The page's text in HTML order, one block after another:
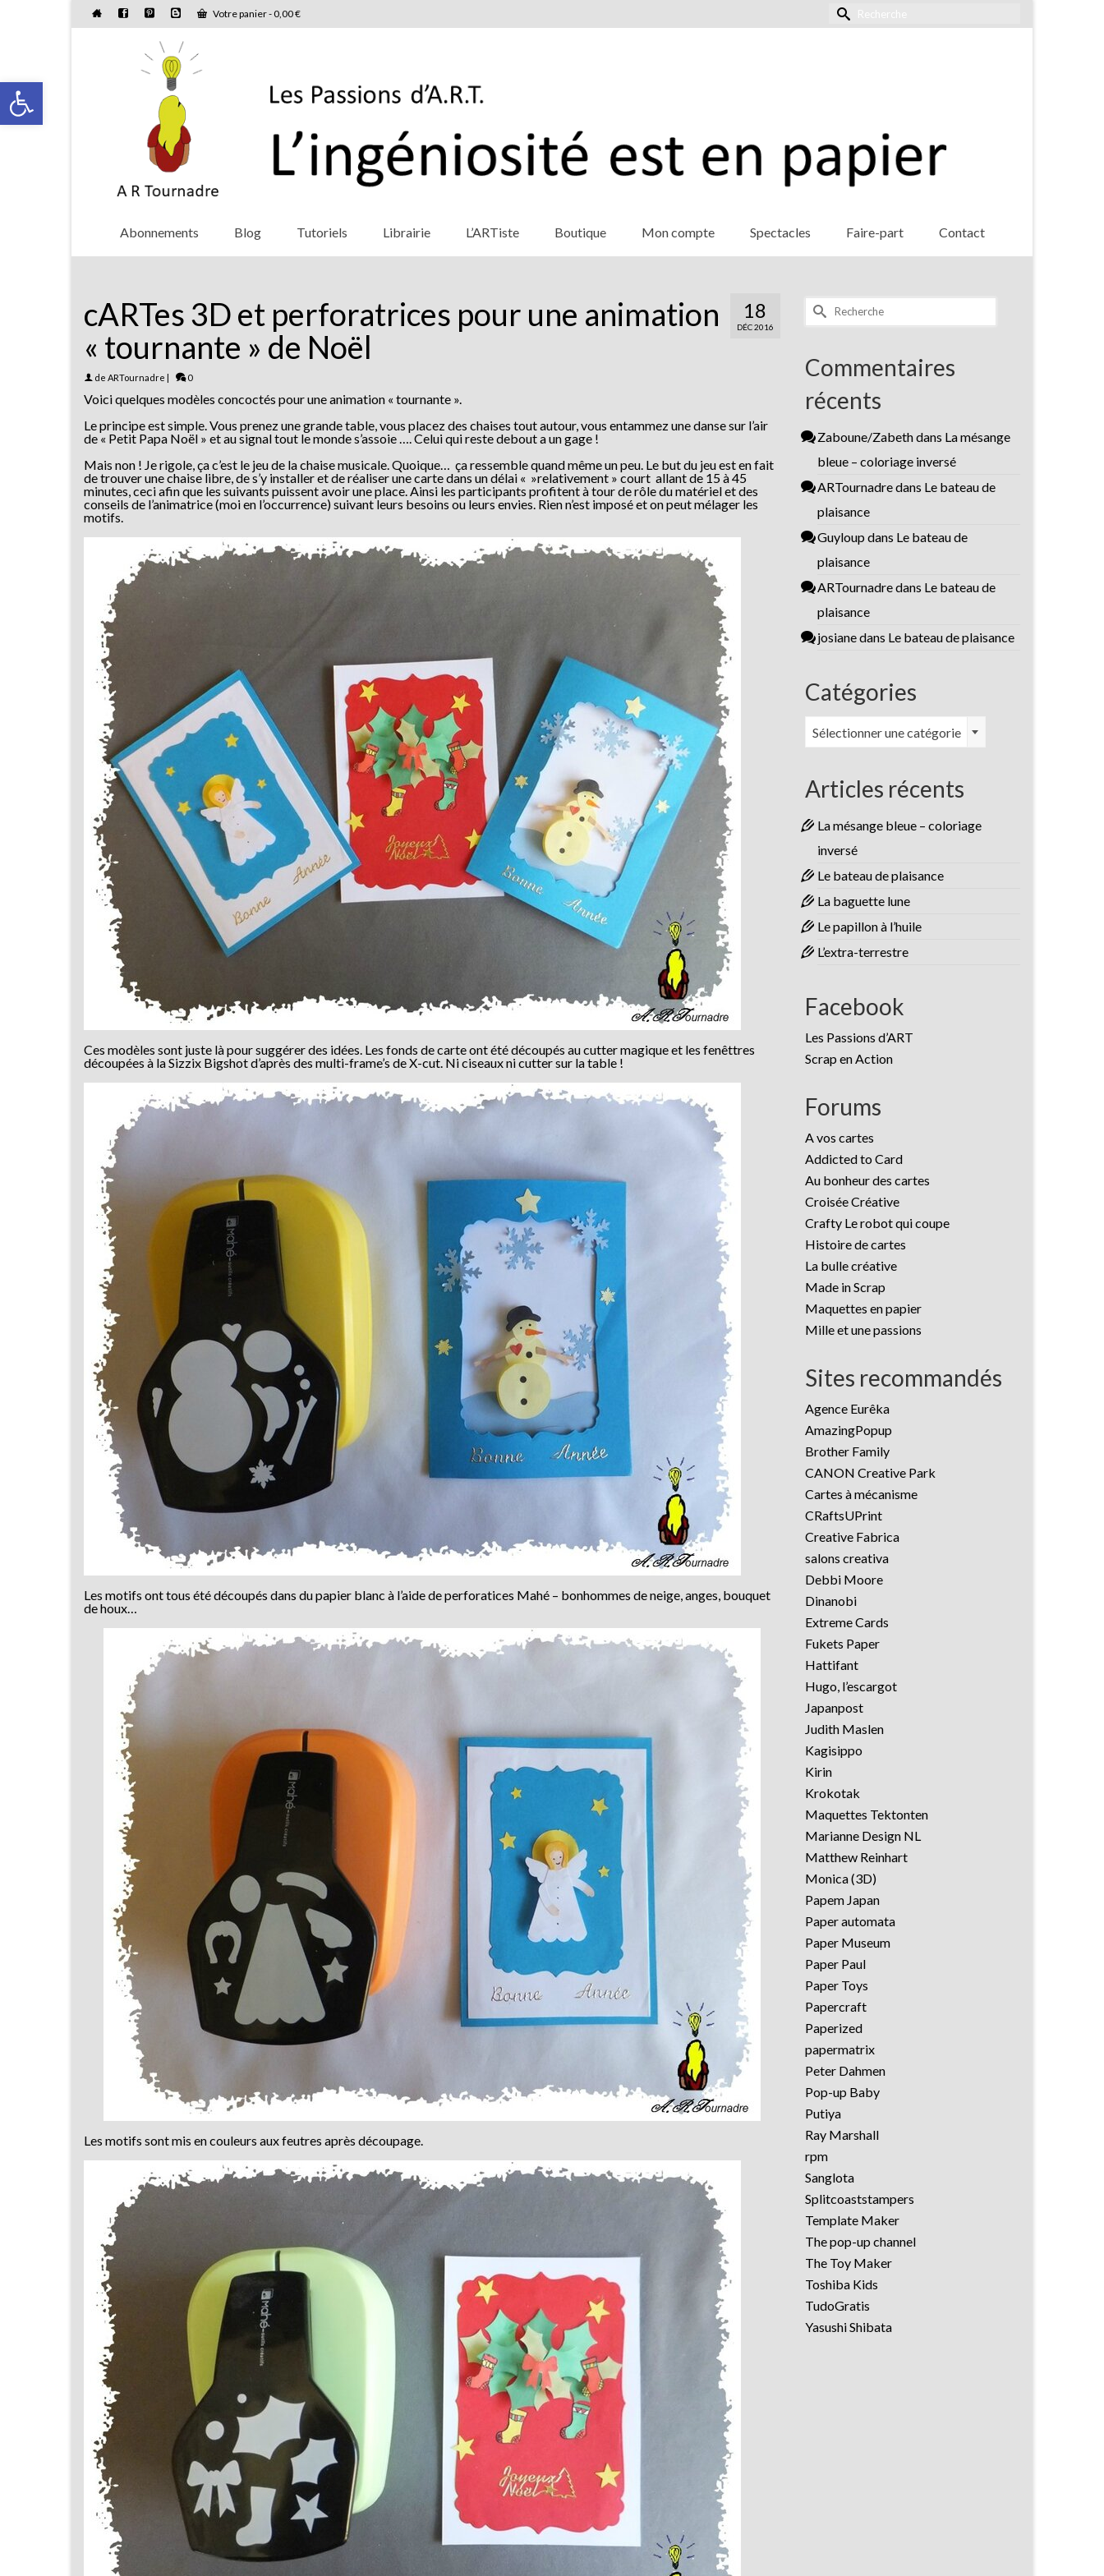
Ouvrir la barre d’outils
Votre panier-0,00€ Rechercher :
Abonnements Blog Tutoriels Librairie L’ARTiste Boutique Mon compte Spectacles Faire-part Contact
18
DÉC 2016
cARTes 3D et perforatrices pour une animation
« tournante » de Noël
de ARTournadre | 0
Voici quelques modèles concoctés pour une animation « tournante ».
Le principe est simple. Vous prenez une grande table, vous placez des chaises tout autour, vous entammez une danse sur l’air
de « Petit Papa Noël » et au signal tout le monde s’assoie …. Celui qui reste debout a un gage !
Mais non ! Je rigole, ça c’est le jeu de la chaise musicale. Quoique… ça ressemble quand même un peu. Le but du jeu est en fait
de trouver une chaise libre, de s’y installer et de réaliser une carte dans un délai « »relativement » court allant de 15 à 45
minutes, ceci afin que les suivants puissent avoir une place. Ainsi les participants profitent à tour de rôle du matériel et des
conseils de l’animatrice (moi en l’occurrence) suivant leurs besoins ou leurs envies. Rien n’est imposé et on peut mélager les
motifs.
Ces modèles sont juste là pour suggérer des idées. Les fonds de carte ont été découpés au cutter magique et les fenêttres
découpées à la Sizzix Bigshot d’après des multi-frame’s de X-cut. Ni ciseaux ni cutter sur la table !
Les motifs ont tous été découpés dans du papier blanc à l’aide de perforatices Mahé – bonhommes de neige, anges, bouquet
de houx…
Les motifs sont mis en couleurs aux feutres après découpage.
Rechercher :
Commentaires
récents
Zaboune/Zabethdans La mésange
bleue – coloriage inversé
ARTournadredans Le bateau de
plaisance
Guyloup dans Le bateau de
plaisance
ARTournadredans Le bateau de
plaisance
josianedans Le bateau de plaisance
Catégories
Catégories
Sélectionner une catégorie
Articles récents
La mésange bleue – coloriage
inversé
Le bateau de plaisance
La baguette lune
Le papillon à l’huile
L’extra-terrestre
Facebook
Les Passions d’ART
Scrap en Action
Forums
A vos cartes
Addicted to Card
Au bonheur des cartes
Croisée Créative
Crafty Le robot qui coupe
Histoire de cartes
La bulle créative
Made in Scrap
Maquettes en papier
Mille et une passions
Sites recommandés
Agence Eurêka
AmazingPopup
Brother Family
CANON Creative Park
Cartes à mécanisme
CRaftsUPrint
Creative Fabrica
salons creativa
Debbi Moore
Dinanobi
Extreme Cards
Fukets Paper
Hattifant
Hugo, l’escargot
Japanpost
Judith Maslen
Kagisippo
Kirin
Krokotak
Maquettes Tektonten
Marianne Design NL
Matthew Reinhart
Monica (3D)
Papem Japan
Paper automata
Paper Museum
Paper Paul
Paper Toys
Papercraft
Paperized
papermatrix
Peter Dahmen
Pop-up Baby
Putiya
Ray Marshall
rpm
Sanglota
Splitcoaststampers
Template Maker
The pop-up channel
The Toy Maker
Toshiba Kids
TudoGratis
Yasushi Shibata